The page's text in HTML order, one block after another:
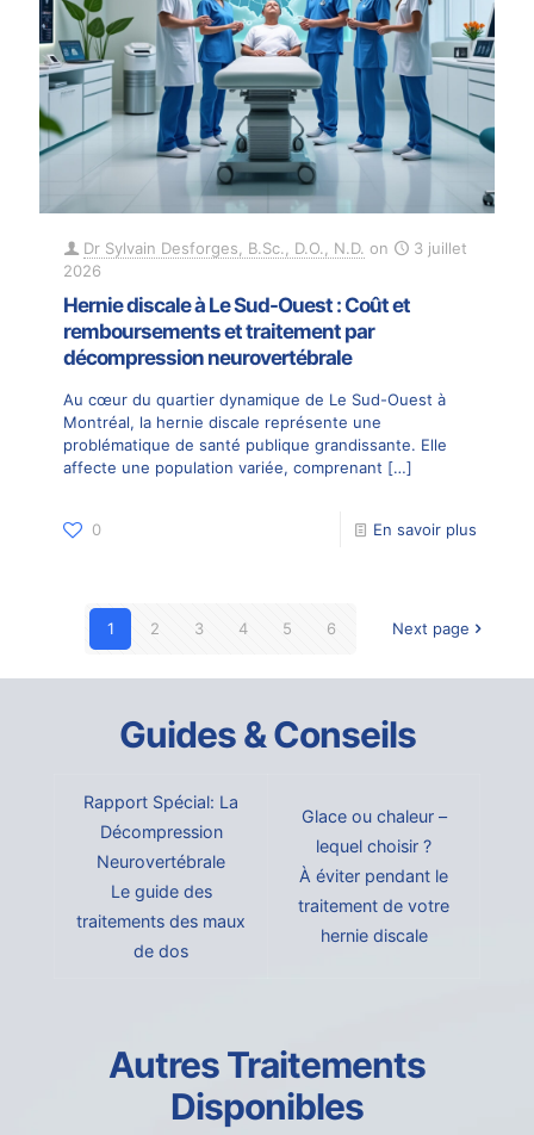
Dr Sylvain Desforges, B.Sc., D.O., N.D. on
3 juillet
2026
Hernie discale à Le Sud-Ouest : Coût et
remboursements et traitement par
décompression neurovertébrale
Au cœur du quartier dynamique de Le Sud-Ouest à
Montréal, la hernie discale représente une
problématique de santé publique grandissante. Elle
affecte une population variée, comprenant […]
0 En savoir plus
1 2 3 4 5 6 Next page
Guides & Conseils
Rapport Spécial: La
Décompression
Neurovertébrale
Le guide des
traitements des maux
de dos
Glace ou chaleur –
lequel choisir ?
À éviter pendant le
traitement de votre
hernie discale
Autres Traitements
Disponibles